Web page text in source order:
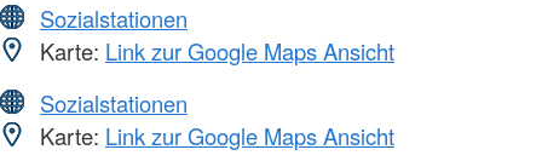
Sozialstationen
Karte: Link zur Google Maps Ansicht
Sozialstationen
Karte: Link zur Google Maps Ansicht